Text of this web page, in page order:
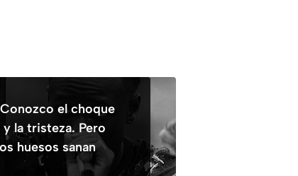
el choque
la tristeza. Pero
huesos sanan